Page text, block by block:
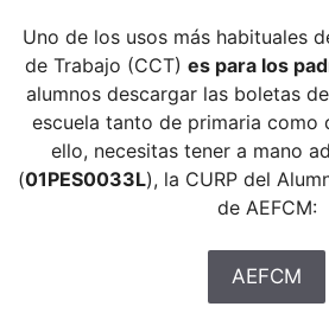
Uno de los usos más habituales
de Trabajo (CCT) es para los
alumnos descargar las boletas
escuela tanto de primaria como
ello, necesitas tener a mano
(01PES0033L), la CURP del
de AEFCM:
AEFCM